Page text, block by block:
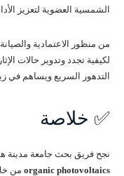
الشمسية العضوية لتعزيز
من منظور الاعتمادية
لكيفية تجدد وتدوير حالات
التدهور السريع ويساهم في
✅ خلاصة
نجح فريق بحث جامعة مدينة
organic photovoltaics من